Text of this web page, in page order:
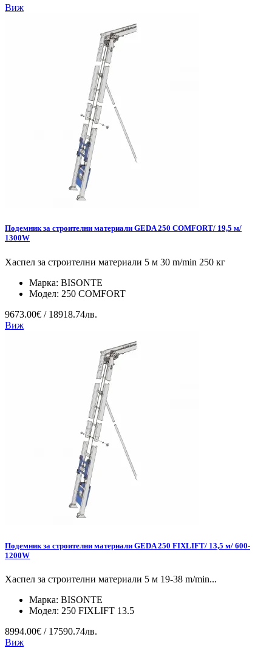
Виж
Подемник за строителни материали GEDA 250 COMFORT/ 19,5 м/
1300W
Хаспел за строителни материали 5 м 30 m/min 250 кг
Марка: BISONTE
Модел: 250 COMFORT
9673.00€ / 18918.74лв.
Виж
Подемник за строителни материали GEDA 250 FIXLIFT/ 13,5 м/ 600-
1200W
Хаспел за строителни материали 5 м 19-38 m/min...
Марка: BISONTE
Модел: 250 FIXLIFT 13.5
8994.00€ / 17590.74лв.
Виж